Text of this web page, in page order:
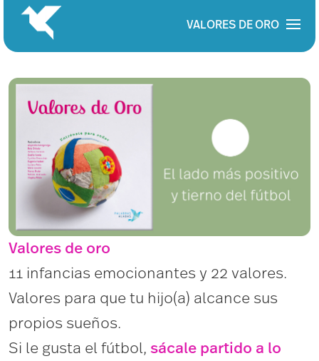
VALORES DEORO
Valores de oro
11 infancias emocionantes y 22 valores.
Valores para que tu hijo(a) alcance sus
propios sueños.
Si le gusta el fútbol, sácale partido a lo